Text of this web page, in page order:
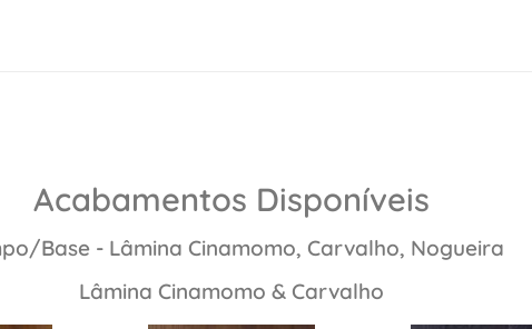
Acabamentos Disponíveis
Base - Lâmina Cinamomo, Carvalho, Nogueira
Lâmina Cinamomo & Carvalho